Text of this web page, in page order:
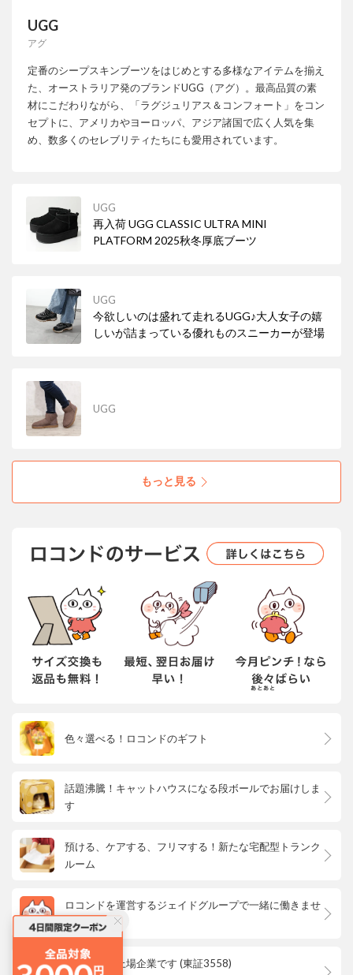
UGG
アグ
定番のシープスキンブーツをはじめとする多様なアイテムを揃え
た、オーストラリア発のブランドUGG（アグ）。最高品質の素
材にこだわりながら、「ラグジュリアス＆コンフォート」をコン
セプトに、アメリカやヨーロッパ、アジア諸国で広く人気を集
め、数多くのセレブリティたちにも愛用されています。
UGG
再入荷 UGG CLASSIC ULTRA MINI
PLATFORM 2025秋冬厚底ブーツ
UGG
今欲しいのは盛れて走れるUGG♪大人女子の嬉
しいが詰まっている優れものスニーカーが登場
UGG
もっと見る
色々選べる！ロコンドのギフト
話題沸騰！キャットハウスになる段ボールでお届けしま
す
預ける、ケアする、フリマする！新たな宅配型トランク
ルーム
ロコンドを運営するジェイドグループで一緒に働きませ
んか？
ロコンドは上場企業です (東証3558)